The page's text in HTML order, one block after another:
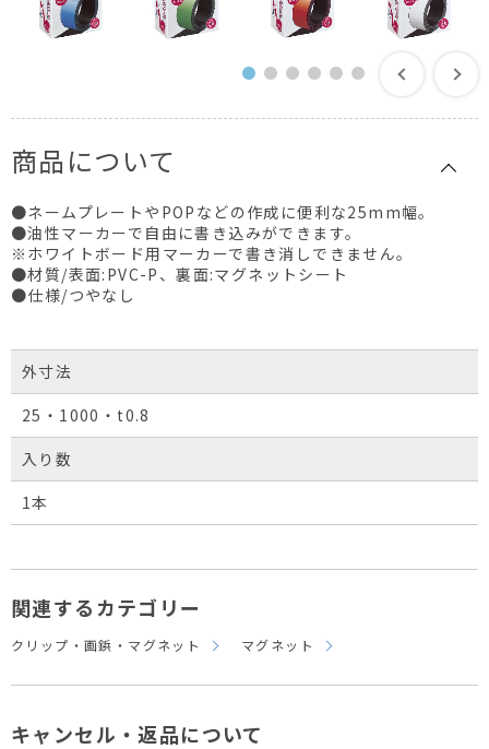
商品について
●ネームプレートやPOPなどの作成に便利な25mm幅。
●油性マーカーで自由に書き込みができます。
※ホワイトボード用マーカーで書き消しできません。
●材質/表面:PVC-P、裏面:マグネットシート
●仕様/つやなし
外寸法
25・1000・t0.8
入り数
1本
関連するカテゴリー
クリップ・画鋲・マグネット マグネット
キャンセル・返品について